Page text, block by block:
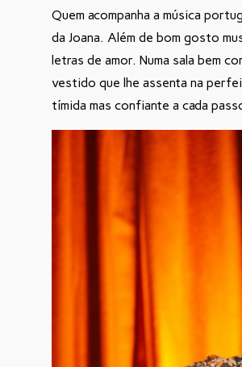
Quem acompanha a música
da Joana. Além de bom gosto
letras de amor. Numa sala bem
vestido que lhe assenta na
tímida mas confiante a cada